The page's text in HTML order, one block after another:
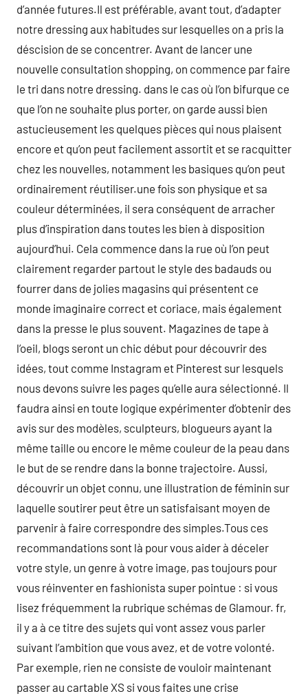
d’année futures.Il est préférable, avant tout, d’adapter
notre dressing aux habitudes sur lesquelles on a pris la
déscision de se concentrer. Avant de lancer une
nouvelle consultation shopping, on commence par faire
le tri dans notre dressing. dans le cas où l’on bifurque ce
que l’on ne souhaite plus porter, on garde aussi bien
astucieusement les quelques pièces qui nous plaisent
encore et qu’on peut facilement assortit et se racquitter
chez les nouvelles, notamment les basiques qu’on peut
ordinairement réutiliser.une fois son physique et sa
couleur déterminées, il sera conséquent de arracher
plus d’inspiration dans toutes les bien à disposition
aujourd’hui. Cela commence dans la rue où l’on peut
clairement regarder partout le style des badauds ou
fourrer dans de jolies magasins qui présentent ce
monde imaginaire correct et coriace, mais également
dans la presse le plus souvent. Magazines de tape à
l’oeil, blogs seront un chic début pour découvrir des
idées, tout comme Instagram et Pinterest sur lesquels
nous devons suivre les pages qu’elle aura sélectionné. Il
faudra ainsi en toute logique expérimenter d’obtenir des
avis sur des modèles, sculpteurs, blogueurs ayant la
même taille ou encore le même couleur de la peau dans
le but de se rendre dans la bonne trajectoire. Aussi,
découvrir un objet connu, une illustration de féminin sur
laquelle soutirer peut être un satisfaisant moyen de
parvenir à faire correspondre des simples.Tous ces
recommandations sont là pour vous aider à déceler
votre style, un genre à votre image, pas toujours pour
vous réinventer en fashionista super pointue : si vous
lisez fréquemment la rubrique schémas de Glamour. fr,
il y a à ce titre des sujets qui vont assez vous parler
suivant l’ambition que vous avez, et de votre volonté.
Par exemple, rien ne consiste de vouloir maintenant
passer au cartable XS si vous faites une crise